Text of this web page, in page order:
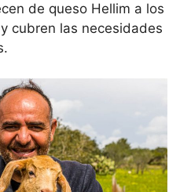
de queso Hellim a los
cubren las necesidades